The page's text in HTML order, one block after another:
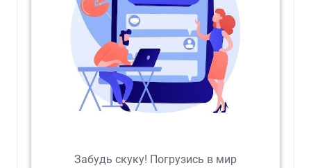
Забудь скуку! Погрузись в мир